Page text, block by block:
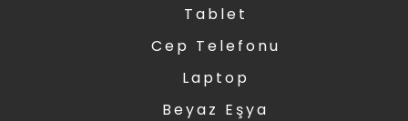
Tablet
Cep Telefonu
Laptop
Beyaz Eşya